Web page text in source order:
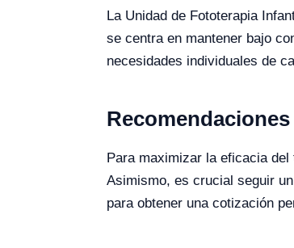
La Unidad de Fototerapia
se centra en mantener bajo
necesidades individuales de
Recomendaciones
Para maximizar la eficacia
Asimismo, es crucial seguir
para obtener una cotización